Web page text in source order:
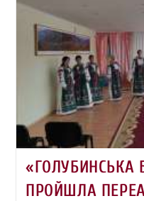
«ГОЛУБИНСЬКА
ПРОЙШЛА